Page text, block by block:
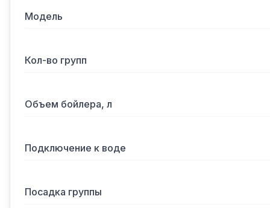
Модель
Кол-во групп
Объем бойлера, л
Подключение к воде
Посадка группы